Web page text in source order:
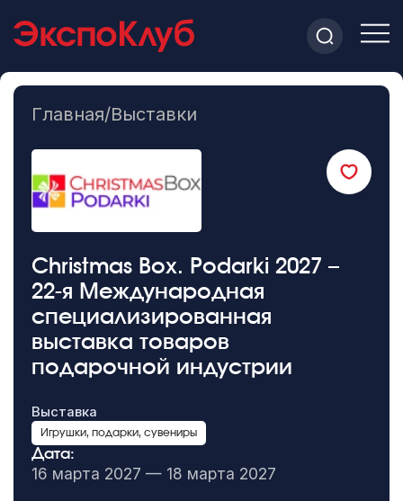
Главная/Выставки
Christmas Box. Podarki 2027 –
22-я Международная
специализированная
выставка товаров
подарочной индустрии
Выставка
Игрушки, подарки, сувениры
Дата:
16 марта 2027 — 18 марта 2027